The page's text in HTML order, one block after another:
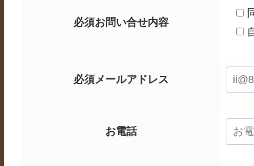
必須お問い合せ内容
必須メールアドレス
お電話